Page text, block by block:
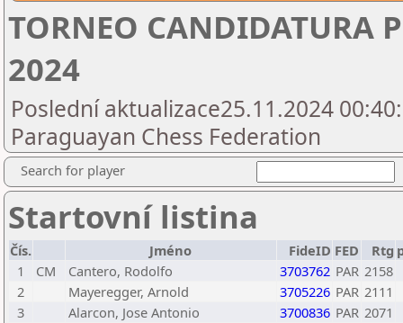
TORNEO CANDIDATURA
2024
Poslední aktualizace25.11.2024
Paraguayan Chess Federation
Search for player
Startovní listina
Čís. Jméno FideID FED Rtg
1
CM Cantero, Rodolfo 3703762 PAR 2158
2
Mayeregger, Arnold 3705226 PAR 2111
3
Alarcon, Jose Antonio 3700836 PAR 2071